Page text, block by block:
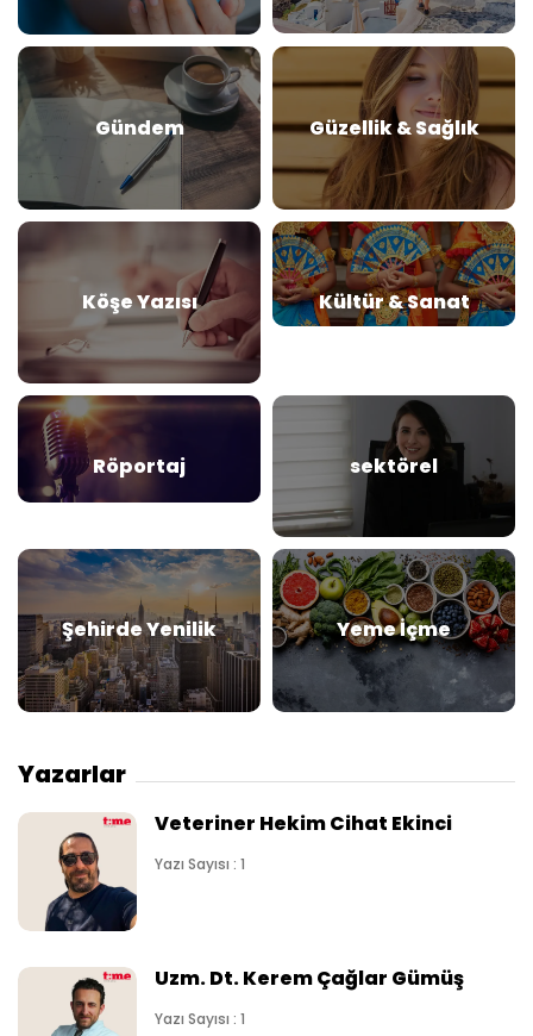
Gündem Güzellik & Sağlık
Köşe Yazısı Kültür & Sanat
Röportaj sektörel
Şehirde Yenilik Yeme İçme
Yazarlar
Veteriner Hekim Cihat Ekinci
Yazı Sayısı : 1
Uzm. Dt. Kerem Çağlar Gümüş
Yazı Sayısı : 1